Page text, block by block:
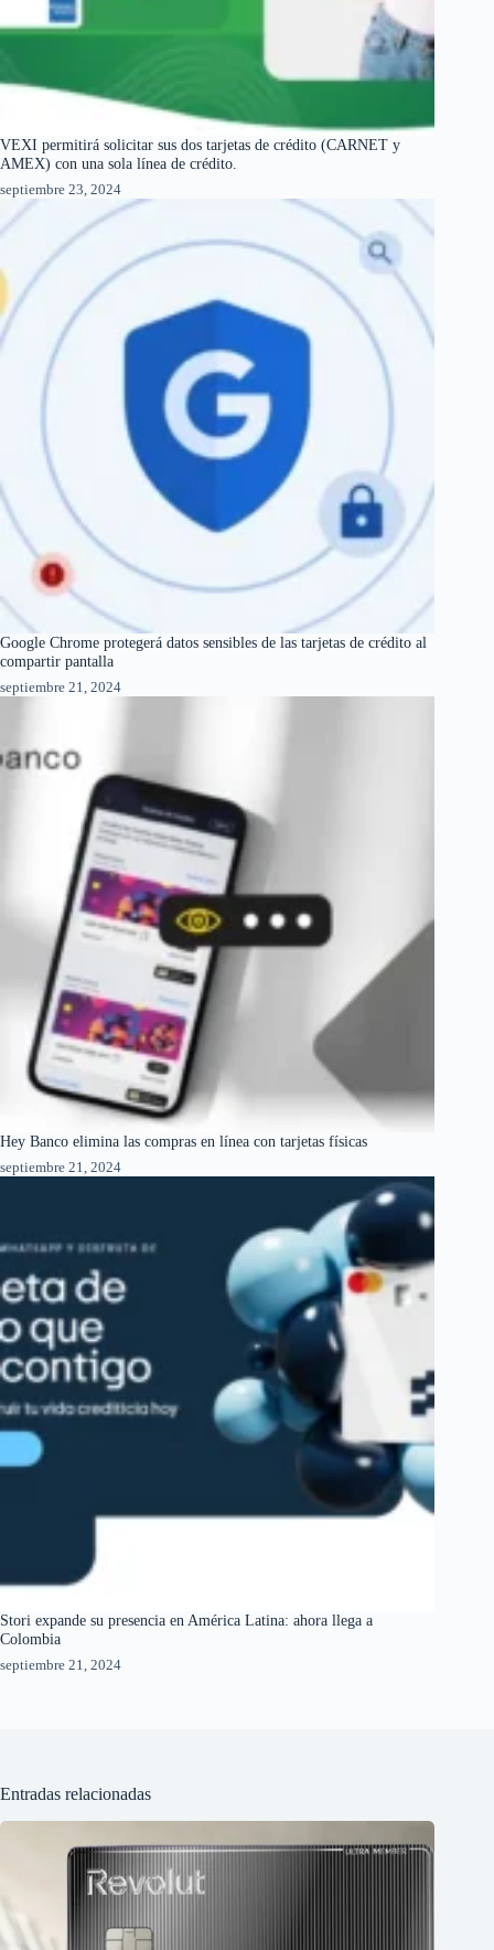
VEXI permitirá solicitar sus dos tarjetas de crédito (CARNET y
AMEX) con una sola línea de crédito.
septiembre 23, 2024
Google Chrome protegerá datos sensibles de las tarjetas de crédito al
compartir pantalla
septiembre 21, 2024
Hey Banco elimina las compras en línea con tarjetas físicas
septiembre 21, 2024
Stori expande su presencia en América Latina: ahora llega a
Colombia
septiembre 21, 2024
Entradas relacionadas